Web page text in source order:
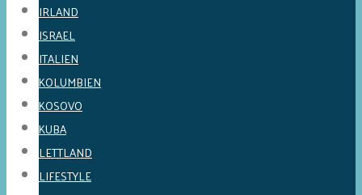
IRLAND
ISRAEL
ITALIEN
KOLUMBIEN
KOSOVO
KUBA
LETTLAND
LIFESTYLE